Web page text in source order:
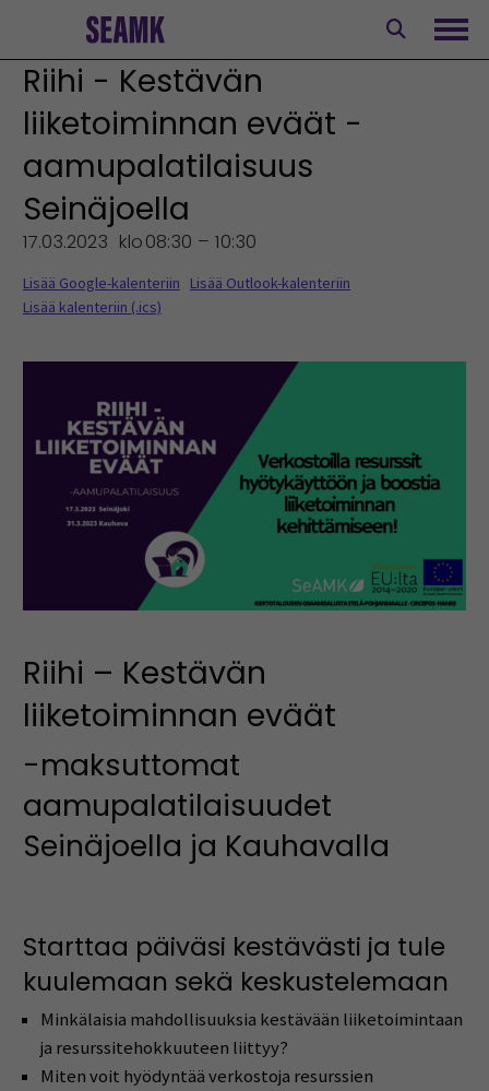
Riihi - Kestävän
liiketoiminnan eväät -
aamupalatilaisuus
Seinäjoella
17.03.2023 klo08:30 – 10:30
Lisää Google-kalenteriin
Lisää Outlook-kalenteriin
Lisää kalenteriin (.ics)
Riihi – Kestävän
liiketoiminnan eväät
-maksuttomat
aamupalatilaisuudet
Seinäjoella ja Kauhavalla
Starttaa päiväsi kestävästi ja tule
kuulemaan sekä keskustelemaan
Minkälaisia mahdollisuuksia kestävään liiketoimintaan
ja resurssitehokkuuteen liittyy?
Miten voit hyödyntää verkostoja resurssien